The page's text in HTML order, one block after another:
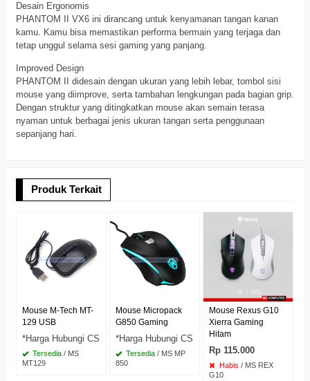
Desain Ergonomis
PHANTOM II VX6 ini dirancang untuk kenyamanan tangan kanan
kamu. Kamu bisa memastikan performa bermain yang terjaga dan
tetap unggul selama sesi gaming yang panjang.
Improved Design
PHANTOM II didesain dengan ukuran yang lebih lebar, tombol sisi
mouse yang diimprove, serta tambahan lengkungan pada bagian grip.
Dengan struktur yang ditingkatkan mouse akan semain terasa
nyaman untuk berbagai jenis ukuran tangan serta penggunaan
sepanjang hari.
Produk Terkait
Mouse M-Tech MT-
129 USB
*Harga Hubungi CS
Tersedia / MS
MT129
Mouse Micropack
G850 Gaming
*Harga Hubungi CS
Tersedia / MS MP
850
Mouse Rexus G10
Xierra Gaming
Hitam
Rp 115.000
Habis / MS REX
G10